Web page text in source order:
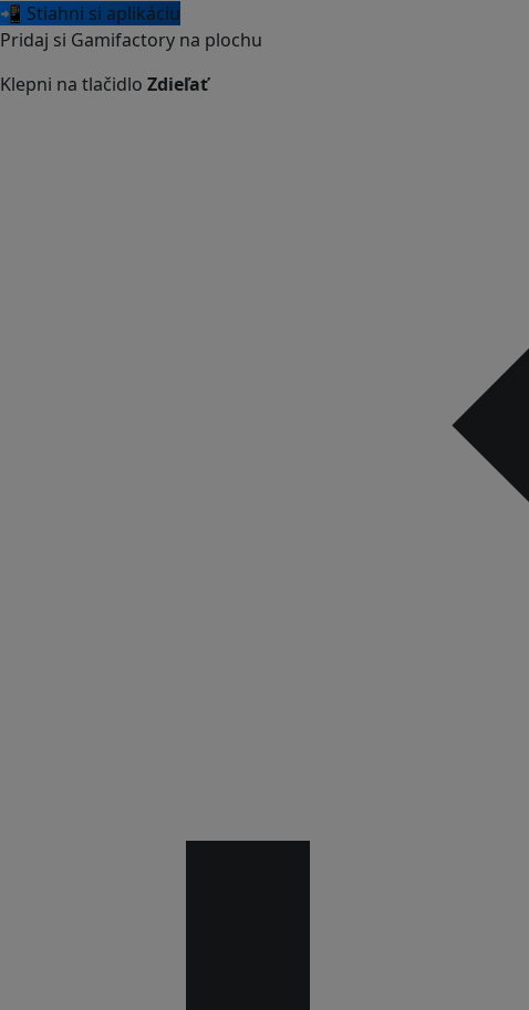
📲 Stiahni si aplikáciu
Pridaj si Gamifactory na plochu
Klepni na tlačidlo Zdieľať